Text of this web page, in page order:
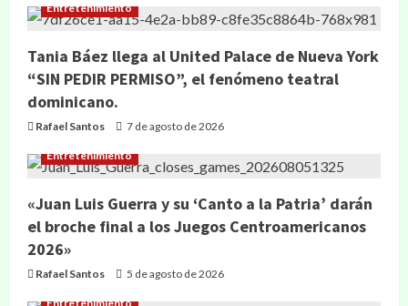
Entretenimiento
Tania Báez llega al United Palace de Nueva York
“SIN PEDIR PERMISO”, el fenómeno teatral
dominicano.
Rafael Santos 7 de agosto de 2026
Entretenimiento
«Juan Luis Guerra y su ‘Canto a la Patria’ darán
el broche final a los Juegos Centroamericanos
2026»
Rafael Santos 5 de agosto de 2026
Entretenimiento